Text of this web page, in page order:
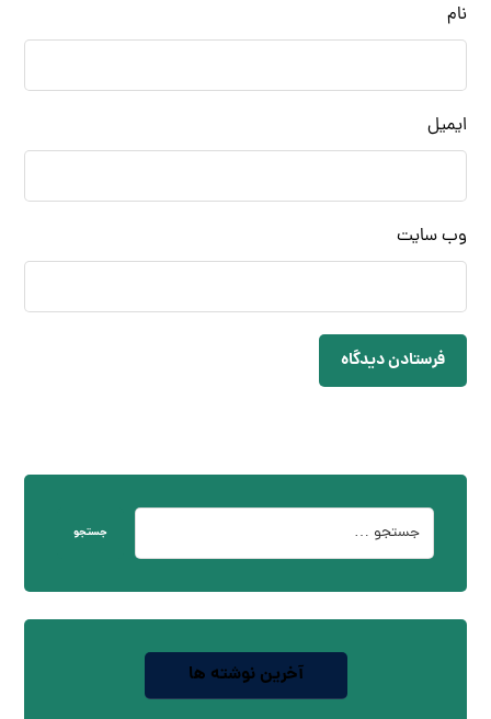
نام
ایمیل
وب‌ سایت
فرستادن دیدگاه
جستجو
آخرین نوشته ها